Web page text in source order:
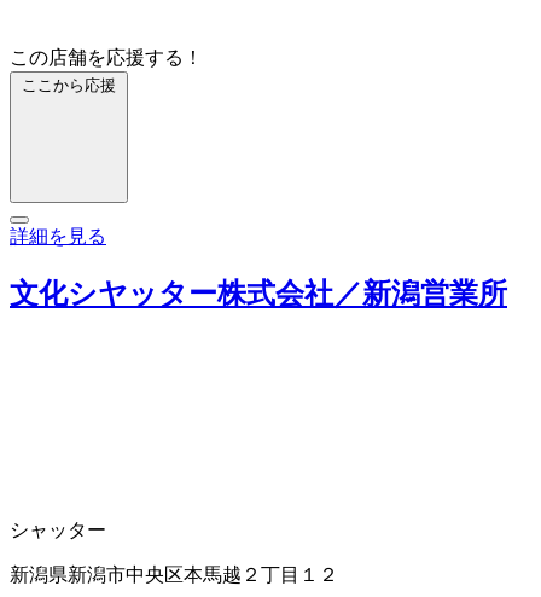
この店舗を応援する！
ここから応援
詳細を見る
文化シヤッター株式会社／新潟営業所
シャッター
新潟県新潟市中央区本馬越２丁目１２